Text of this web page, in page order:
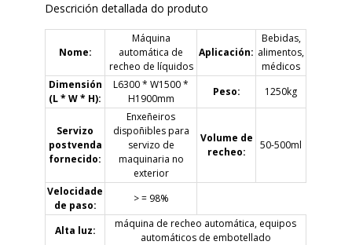
Descrición detallada do produto
Nome:
Máquina
automática de
recheo de líquidos
Aplicación:
Bebidas,
alimentos,
médicos
Dimensión
(L * W * H):
L6300 * W1500 *
H1900mm
Peso: 1250kg
Servizo
postvenda
fornecido:
Enxeñeiros
dispoñibles para
servizo de
maquinaria no
exterior
Volume de
recheo:
50-500ml
Velocidade
de paso:
> = 98%
Alta luz:
máquina de recheo automática, equipos
automáticos de embotellado